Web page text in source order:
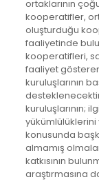
ortaklarının
kooperatifler,
oluşturduğu
faaliyetinde
kooperatifleri,
faaliyet
kuruluşlarının
kuruluşlarının;
konusunda
almamış
katkısının
araştırmasına